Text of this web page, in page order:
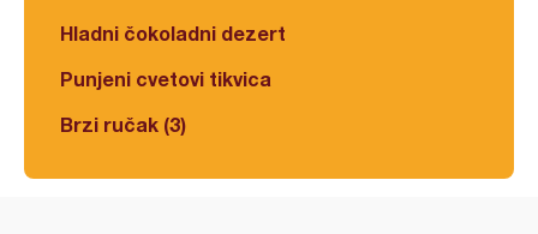
Hladni čokoladni dezert
Punjeni cvetovi tikvica
Brzi ručak (3)